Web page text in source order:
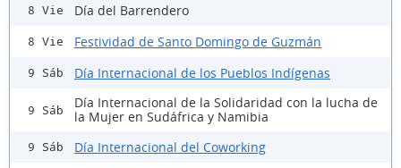
8 Vie Día del Barrendero
8 Vie Festividad de Santo Domingo de Guzmán
9 Sáb Día Internacional de los Pueblos Indígenas
9 Sáb
Día Internacional de la Solidaridad con la lucha de
la Mujer en Sudáfrica y Namibia
9 Sáb Día Internacional del Coworking